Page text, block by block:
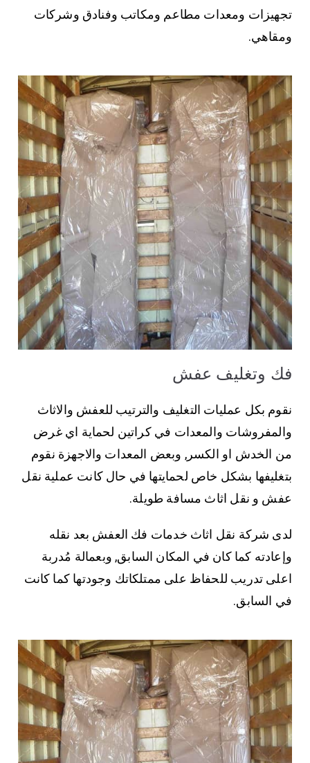
تجهيزات ومعدات مطاعم ومكاتب وفنادق وشركات
ومقاهي.
فك وتغليف عفش
نقوم بكل عمليات التغليف والترتيب للعفش والاثاث
والمفروشات والمعدات في كراتين لحماية اي غرض
من الخدش او الكسر, وبعض المعدات والاجهزة نقوم
بتغليفها بشكل خاص لحمايتها في حال كانت عملية نقل
عفش و نقل اثاث مسافة طويلة.
لدى شركة نقل اثاث خدمات فك العفش بعد نقله
وإعادته كما كان في المكان السابق, وبعمالة مُدربة
اعلى تدريب للحفاظ على ممتلكاتك وجودتها كما كانت
في السابق.